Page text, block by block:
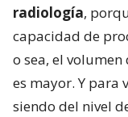
radiología,
capacidad de
o sea, el
es mayor. Y para
siendo del nivel